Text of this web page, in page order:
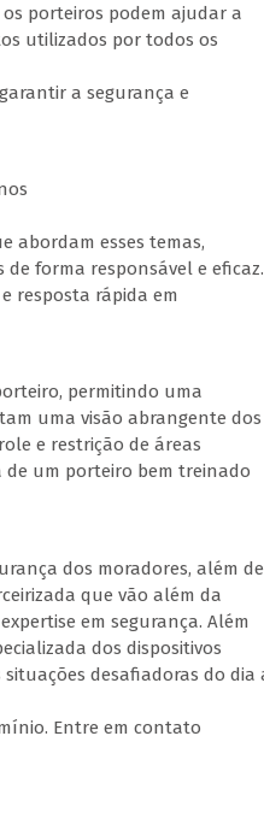
porteiros podem ajudar a
utilizados por todos os
a segurança e
abordam esses temas,
forma responsável e eficaz.
resposta rápida em
permitindo uma
uma visão abrangente dos
e restrição de áreas
de um porteiro bem treinado
dos moradores, além de
que vão além da
em segurança. Além
dos dispositivos
desafiadoras do dia
Entre em contato